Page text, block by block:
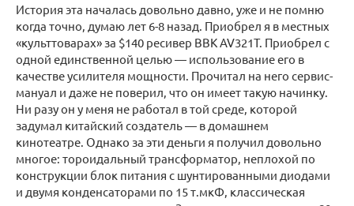
История эта началась довольно давно, уже и не помню
когда точно, думаю лет 6-8 назад. Приобрел я в местных
«культтоварах» за $140 ресивер BBK AV321T. Приобрел с
одной единственной целью — использование его в
качестве усилителя мощности. Прочитал на него сервис-
мануал и даже не поверил, что он имеет такую начинку.
Ни разу он у меня не работал в той среде, которой
задумал китайский создатель — в домашнем
кинотеатре. Однако за эти деньги я получил довольно
многое: тороидальный трансформатор, неплохой по
конструкции блок питания с шунтированными диодами
и двумя конденсаторами по 15 т.мкФ, классическая